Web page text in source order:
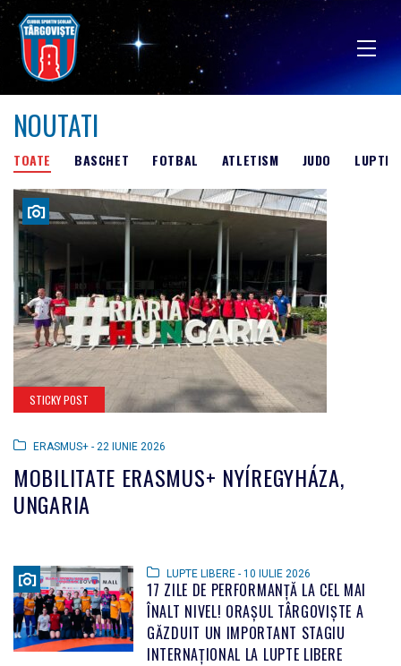
NOUTATI
TOATE BASCHET FOTBAL ATLETISM JUDO LUPTE
STICKY POST
ERASMUS+ - 22 IUNIE 2026
MOBILITATE ERASMUS+ NYÍREGYHÁZA,
UNGARIA
LUPTE LIBERE - 10 IULIE 2026
17 ZILE DE PERFORMANȚĂ LA CEL MAI
ÎNALT NIVEL! ORAȘUL TÂRGOVIȘTE A
GĂZDUIT UN IMPORTANT STAGIU
INTERNAȚIONAL LA LUPTE LIBERE